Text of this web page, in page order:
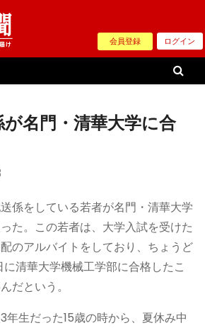
会員登録 ログイン
名門・清華大学に合
係をしている若者が名門・清華大学
た。この若者は、大学入試を受けた
のアルバイトをしており、ちょうど
清華大学機械工学部に合格したこ
だという。
年生だった15歳の時から、夏休み中